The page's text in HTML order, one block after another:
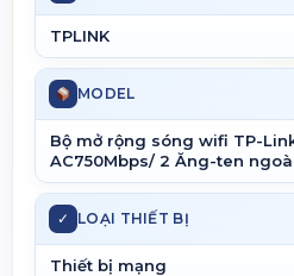
TPLINK
MODEL
Bộ mở rộng sóng wifi TP-
AC750Mbps/ 2 Ăng-ten
✓ LOẠI THIẾT BỊ
Thiết bị mạng